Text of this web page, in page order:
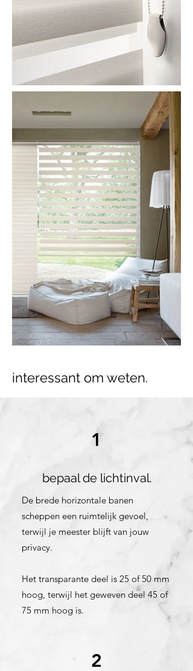
interessant om weten.
1
bepaal de lichtinval.
De brede horizontale banen
scheppen een ruimtelijk gevoel,
terwijl je meester blijft van jouw
privacy.
Het transparante deel is 25 of 50 mm
hoog, terwijl het geweven deel 45 of
75 mm hoog is.
2